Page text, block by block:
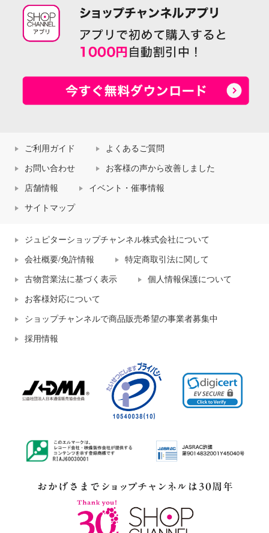
ご利用ガイド よくあるご質問
お問い合わせ お客様の声から改善しました
店舗情報 イベント・催事情報
サイトマップ
ジュピターショップチャンネル株式会社について
会社概要/免許情報 特定商取引法に関して
古物営業法に基づく表示 個人情報保護について
お客様対応について
ショップチャンネルで商品販売希望の事業者募集中
採用情報